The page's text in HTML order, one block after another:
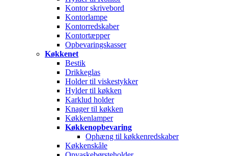
Kontor skrivebord
Kontorlampe
Kontorredskaber
Kontortæpper
Opbevaringskasser
Køkkenet
Bestik
Drikkeglas
Holder til viskestykker
Hylder til køkken
Karklud holder
Knager til køkken
Køkkenlamper
Køkkenopbevaring
Ophæng til køkkenredskaber
Køkkenskåle